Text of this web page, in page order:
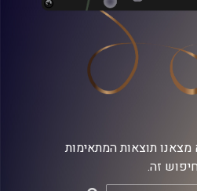
תוצאות המתאימות
זה.